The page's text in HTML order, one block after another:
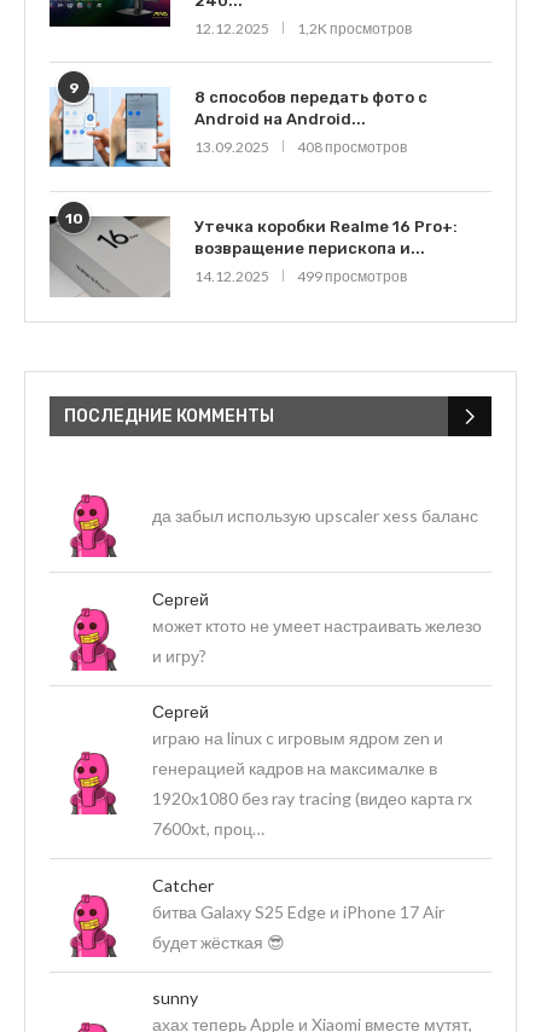
12.12.2025
1,2K просмотров
9
8 способов передать фото с
Android на Android...
13.09.2025
408 просмотров
10
Утечка коробки Realme 16 Pro+:
возвращение перископа и...
14.12.2025
499 просмотров
ПОСЛЕДНИЕ КОММЕНТЫ
да забыл использую upscaler xess баланс
Сергей
может ктото не умеет настраивать железо
и игру?
Сергей
играю на linux c игровым ядром zen и
генерацией кадров на максималке в
1920х1080 без ray tracing (видео карта rx
7600xt, проц…
Catcher
битва Galaxy S25 Edge и iPhone 17 Air
будет жёсткая 😎
sunny
ахах теперь Apple и Xiaomi вместе мутят,